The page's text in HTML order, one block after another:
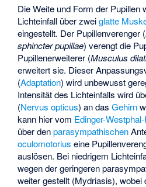
Die Weite und Form der Pupillen
Lichteinfall über zweiglatte
eingestellt. Der Pupillenverenger (
sphincter pupillae) verengt die
Pupillenerweiterer (Musculus
erweitert sie. Dieser
(Adaptation) wird unbewusst
Intensität des Lichteinfalls wird
(Nervus opticus) an dasGehirn
kann hier vom Edinger-
über denparasympathischen
oculomotorius eine
auslösen. Bei niedrigem
wegen der geringeren
weiter gestellt (Mydriasis), wobei